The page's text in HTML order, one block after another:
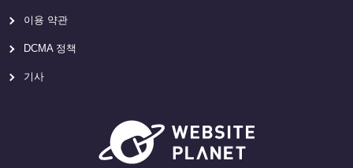
이용 약관
DCMA 정책
기사